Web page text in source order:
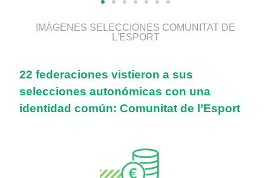
22 federaciones vistieron a sus
selecciones autonómicas con una
identidad común: Comunitat de l’Esport
IMÁGENES SELECCIONES COMUNITAT DE
L'ESPORT